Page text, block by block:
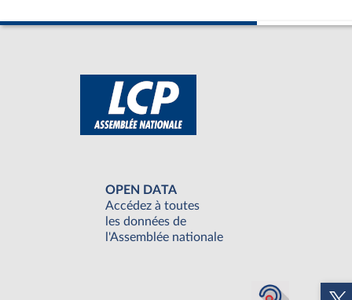
OPEN DATA
Accédez à toutes
les données de
l'Assemblée nationale